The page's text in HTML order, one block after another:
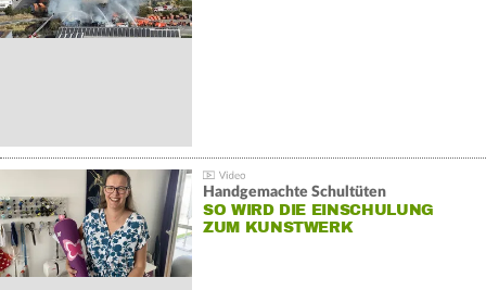
Handgemachte Schultüten
SO WIRD DIE EINSCHULUNG
ZUM KUNSTWERK